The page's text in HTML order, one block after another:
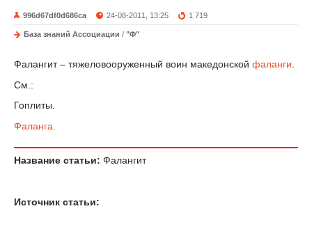
996d67df0d686ca 24-08-2011, 13:25 1 719
База знаний Ассоциации / "Ф"
Фалангит – тяжеловооруженный воин македонской фаланги
См.:
Гоплиты.
Фаланга.
Название статьи: Фалангит
Источник статьи: